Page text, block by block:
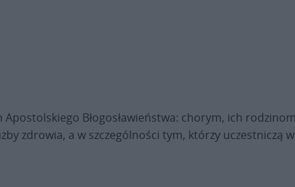
Apostolskiego Błogosławieństwa: chorym, ich
zdrowia, a w szczególności tym, którzy uczestniczą